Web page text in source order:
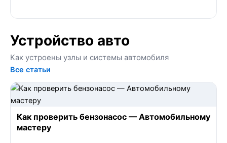
Устройство авто
Как устроены узлы и системы автомобиля
Все статьи
Как проверить бензонасос — Автомобильному
мастеру